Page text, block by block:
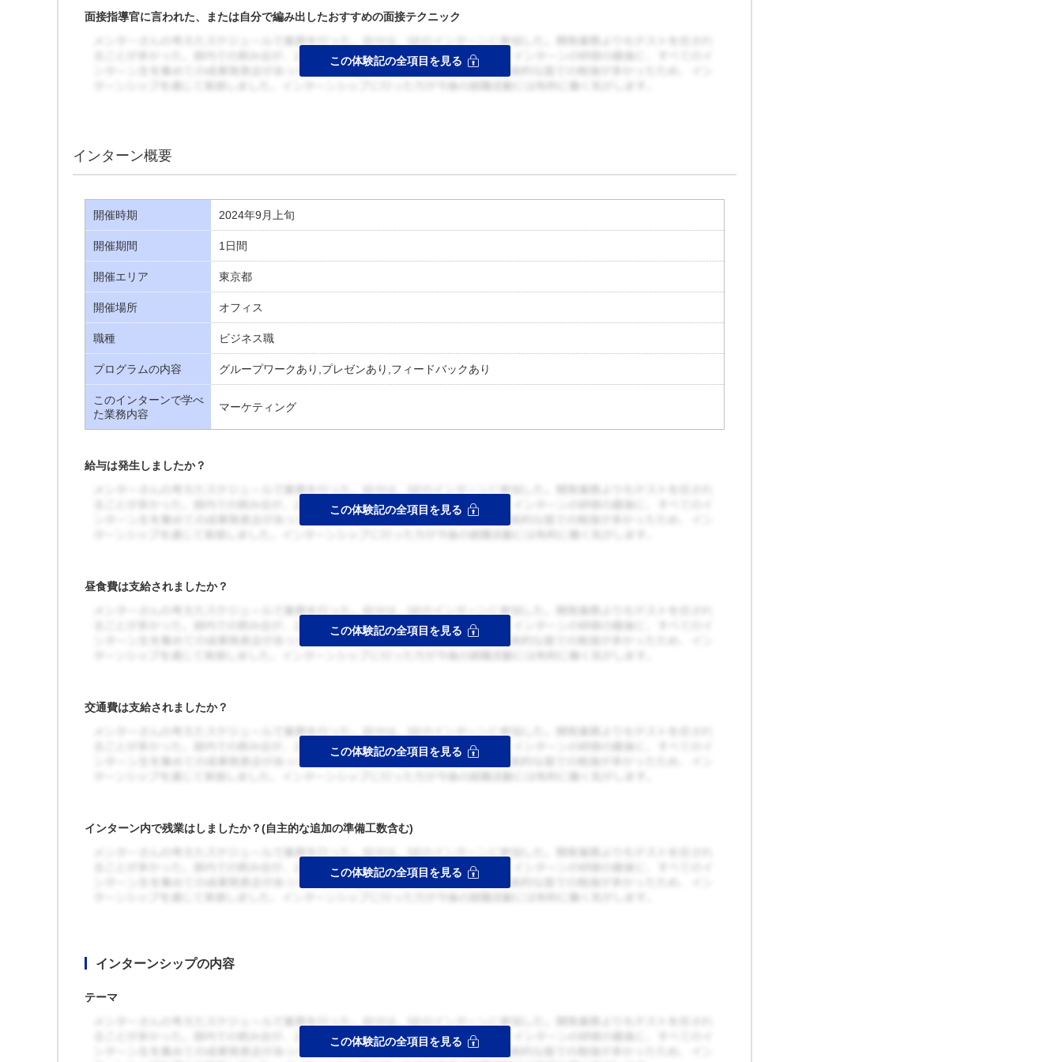
面接指導官に言われた、または自分で編み出したおすすめの面接テクニック
インターン概要
開催時期 2024年9月上旬
開催期間 1日間
開催エリア 東京都
開催場所 オフィス
職種 ビジネス職
プログラムの内容 グループワークあり,プレゼンあり,フィードバックあり
このインターンで学べ
た業務内容
マーケティング
給与は発生しましたか？
昼食費は支給されましたか？
交通費は支給されましたか？
インターン内で残業はしましたか？(自主的な追加の準備工数含む)
インターンシップの内容
テーマ